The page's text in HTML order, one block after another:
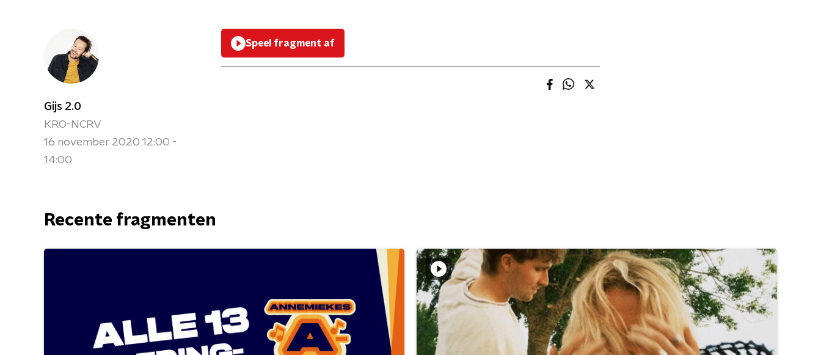
Gijs 2.0
KRO-NCRV
16 november 2020 12:00 -
14:00
Speel fragment af
Recente fragmenten